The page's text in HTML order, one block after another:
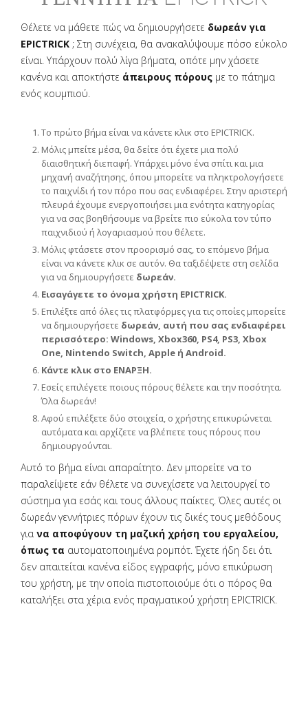
Θέλετε να μάθετε πώς να δημιουργήσετε δωρεάν για
EPICTRICK ; Στη συνέχεια, θα ανακαλύψουμε πόσο εύκολο
είναι. Υπάρχουν πολύ λίγα βήματα, οπότε μην χάσετε
κανένα και αποκτήστε άπειρους πόρους με το πάτημα
ενός κουμπιού.
Το πρώτο βήμα είναι να κάνετε κλικ στο EPICTRICK.
Μόλις μπείτε μέσα, θα δείτε ότι έχετε μια πολύ
διαισθητική διεπαφή. Υπάρχει μόνο ένα σπίτι και μια
μηχανή αναζήτησης, όπου μπορείτε να πληκτρολογήσετε
το παιχνίδι ή τον πόρο που σας ενδιαφέρει. Στην αριστερή
πλευρά έχουμε ενεργοποιήσει μια ενότητα κατηγορίας
για να σας βοηθήσουμε να βρείτε πιο εύκολα τον τύπο
παιχνιδιού ή λογαριασμού που θέλετε.
Μόλις φτάσετε στον προορισμό σας, το επόμενο βήμα
είναι να κάνετε κλικ σε αυτόν. Θα ταξιδέψετε στη σελίδα
για να δημιουργήσετε δωρεάν.
Εισαγάγετε το όνομα χρήστη EPICTRICK.
Επιλέξτε από όλες τις πλατφόρμες για τις οποίες μπορείτε
να δημιουργήσετε δωρεάν, αυτή που σας ενδιαφέρει
περισσότερο: Windows, Xbox360, PS4, PS3, Xbox
One, Nintendo Switch, Apple ή Android.
Κάντε κλικ στο ΕΝΑΡΞΗ.
Εσείς επιλέγετε ποιους πόρους θέλετε και την ποσότητα.
Όλα δωρεάν!
Αφού επιλέξετε δύο στοιχεία, ο χρήστης επικυρώνεται
αυτόματα και αρχίζετε να βλέπετε τους πόρους που
δημιουργούνται.
Αυτό το βήμα είναι απαραίτητο. Δεν μπορείτε να το
παραλείψετε εάν θέλετε να συνεχίσετε να λειτουργεί το
σύστημα για εσάς και τους άλλους παίκτες. Όλες αυτές οι
δωρεάν γεννήτριες πόρων έχουν τις δικές τους μεθόδους
για να αποφύγουν τη μαζική χρήση του εργαλείου,
όπως τα αυτοματοποιημένα ρομπότ. Έχετε ήδη δει ότι
δεν απαιτείται κανένα είδος εγγραφής, μόνο επικύρωση
του χρήστη, με την οποία πιστοποιούμε ότι ο πόρος θα
καταλήξει στα χέρια ενός πραγματικού χρήστη EPICTRICK.